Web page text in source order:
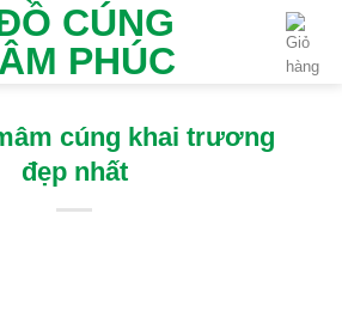
cúng khai trương
đẹp nhất